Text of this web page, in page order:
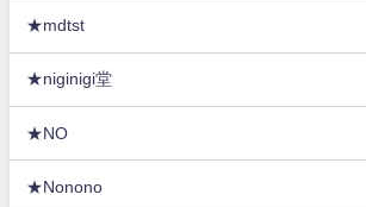
★mdtst
★niginigi堂
★NO
★Nonono